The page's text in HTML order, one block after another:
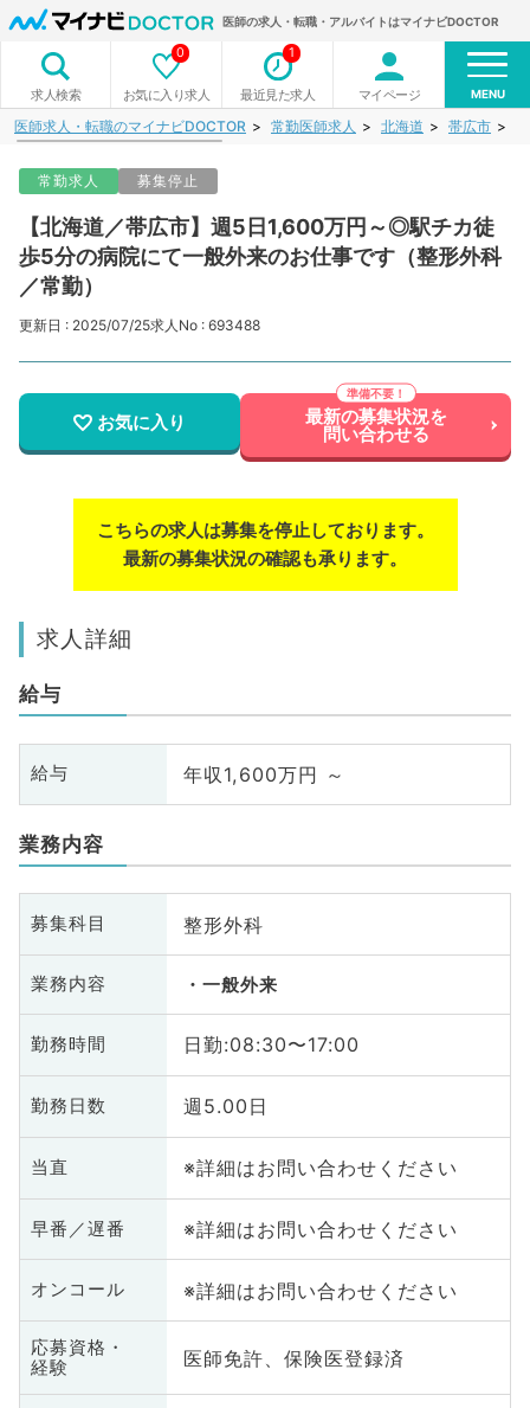
医師の求人・転職・アルバイトはマイナビDOCTOR
求人検索 お気に入り求人
0
最近見た求人
1
マイページ MENU
医師求人・転職のマイナビDOCTOR 常勤医師求人 北海道 帯広市
常勤求人 募集停止
【北海道／帯広市】週5日1,600万円～◎駅チカ徒
歩5分の病院にて一般外来のお仕事です（整形外科
／常勤）
更新日 : 2025/07/25求人No : 693488
お気に入り 最新の募集状況を
問い合わせる
こちらの求人は募集を停止しております。
最新の募集状況の確認も承ります。
求人詳細
給与
給与 年収1,600万円 ～
業務内容
募集科目 整形外科
業務内容 一般外来
勤務時間 日勤:08:30〜17:00
勤務日数 週5.00日
当直 ※詳細はお問い合わせください
早番／遅番 ※詳細はお問い合わせください
オンコール ※詳細はお問い合わせください
応募資格・
経験
医師免許、保険医登録済